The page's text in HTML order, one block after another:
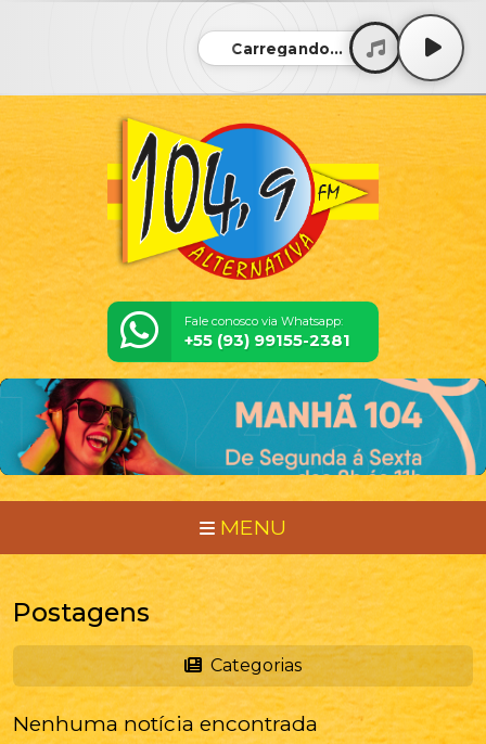
Carregando...
Fale conosco via Whatsapp:
+55 (93) 99155-2381
MENU
Postagens
Categorias
Nenhuma notícia encontrada